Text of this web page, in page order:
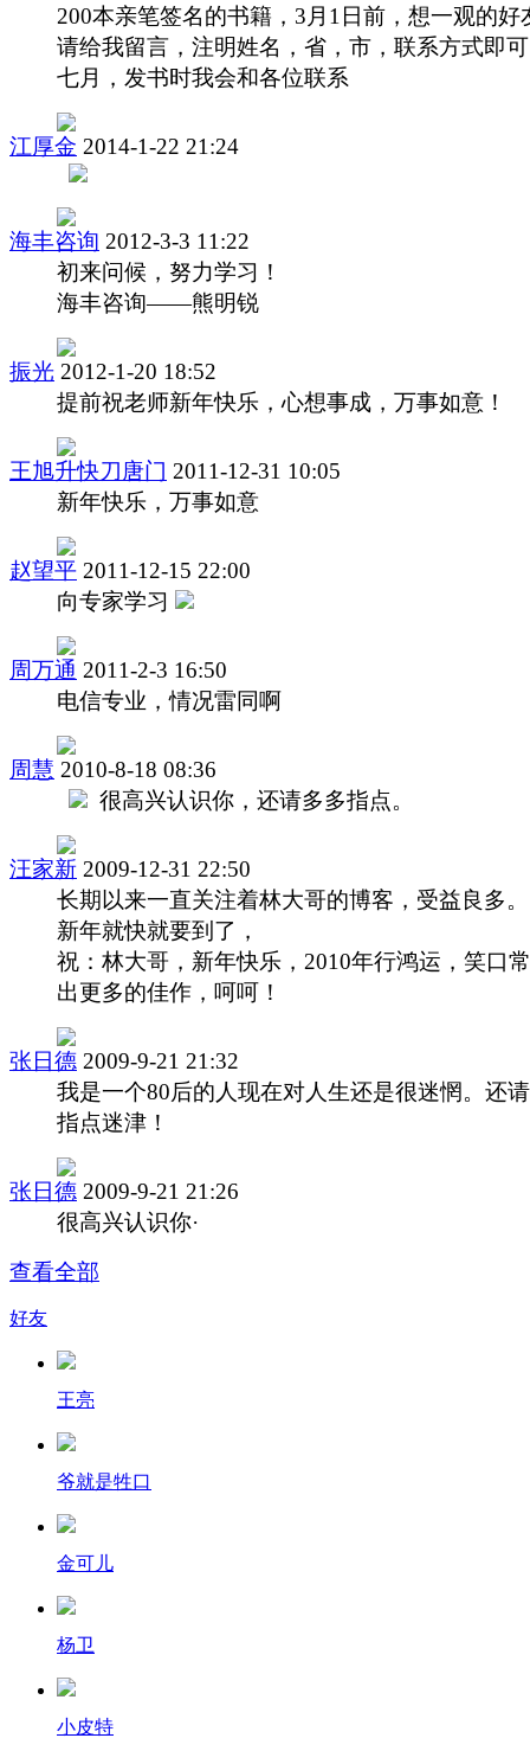
200本亲笔签名的书籍，3月1日前，想一观的好
请给我留言，注明姓名，省，市，联系方式即
七月，发书时我会和各位联系
江厚金 2014-1-22 21:24
海丰咨询 2012-3-3 11:22
初来问候，努力学习！
海丰咨询——熊明锐
振光 2012-1-20 18:52
提前祝老师新年快乐，心想事成，万事如意！
王旭升快刀唐门 2011-12-31 10:05
新年快乐，万事如意
赵望平 2011-12-15 22:00
向专家学习
周万通 2011-2-3 16:50
电信专业，情况雷同啊
周慧 2010-8-18 08:36
很高兴认识你，还请多多指点。
汪家新 2009-12-31 22:50
长期以来一直关注着林大哥的博客，受益良多。
新年就快就要到了，
祝：林大哥，新年快乐，2010年行鸿运，笑口
出更多的佳作，呵呵！
张日德 2009-9-21 21:32
我是一个80后的人现在对人生还是很迷惘。还
指点迷津！
张日德 2009-9-21 21:26
很高兴认识你·
查看全部
好友
王亮
爷就是牲口
金可儿
杨卫
小皮特